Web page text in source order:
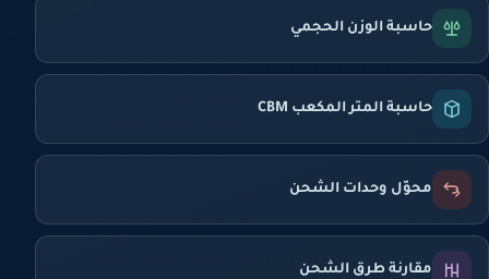
حاسبة الوزن الحجمي
حاسبة المتر المكعب CBM
محوّل وحدات الشحن
مقارنة طرق الشحن